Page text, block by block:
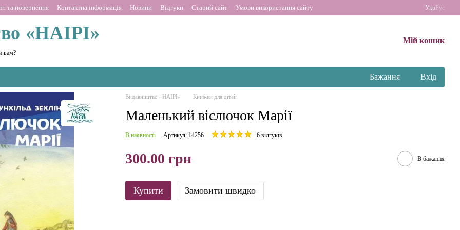
та повернення Контактна інформація Новини Відгуки Старий сайт Умови використання сайту Укр Рус
«НАІРІ»
вам?
Мій кошик
Бажання Вхід
Видавництво «НАІРІ» Книжки для дітей
Маленький віслючок Марії
В наявності Артикул: 14256 6 відгуків
300.00 грн В бажання
Купити Замовити швидко